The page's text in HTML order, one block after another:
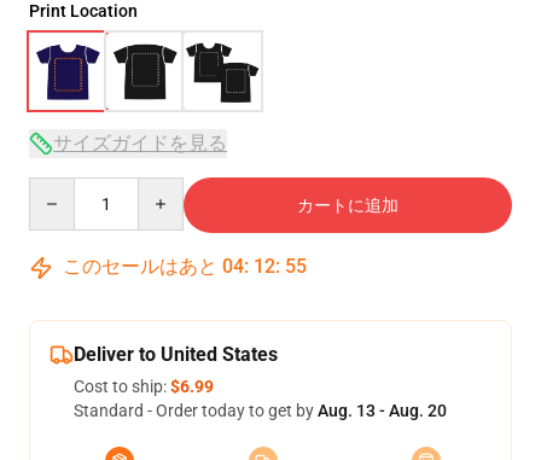
Print Location
サイズガイドを見る
カートに追加
このセールはあと 04: 12: 54
Deliver to United States
Cost to ship:$6.99
Standard - Order today to get byAug. 13 - Aug. 20